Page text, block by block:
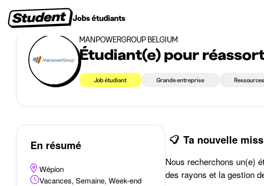
Jobs étudiants
Jobs étudiants>Wépion
MANPOWERGROUP BELGIUM
Étudiant(e) pour
Job étudiant Grande entreprise
En résumé
Wépion
Vacances, Semaine, Week-end
Ta nouvelle
Nous recherchons un(e)
des rayons et la gestion